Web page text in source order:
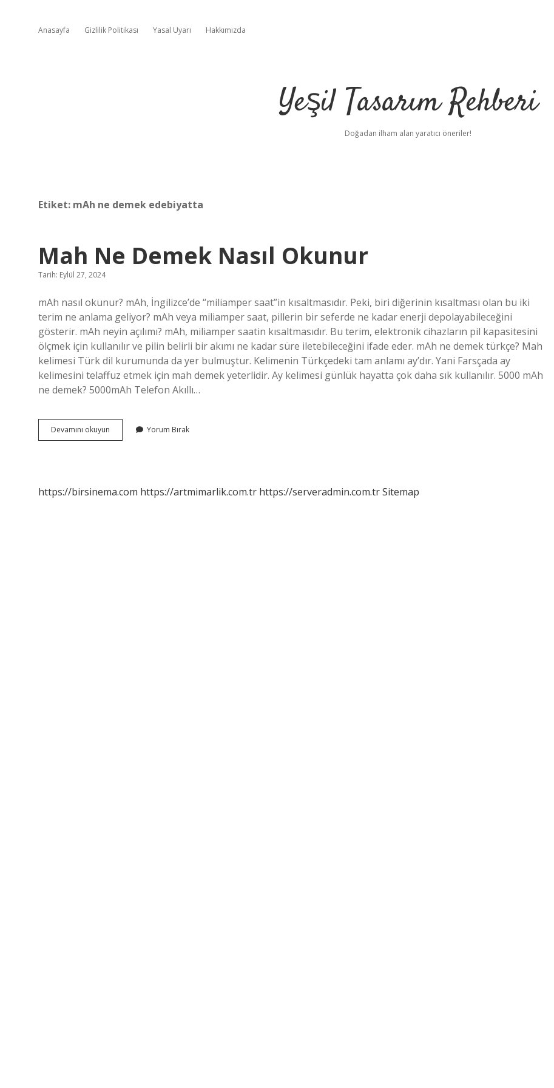
Anasayfa Gizlilik Politikası Yasal Uyarı Hakkımızda
Yeşil Tasarım Rehberi
Doğadan ilham alan yaratıcı öneriler!
Etiket: mAh ne demek edebiyatta
Mah Ne Demek Nasıl Okunur
Tarih: Eylül 27, 2024
mAh nasıl okunur? mAh, İngilizce’de “miliamper saat”in kısaltmasıdır. Peki, biri diğerinin kısaltması olan bu iki
terim ne anlama geliyor? mAh veya miliamper saat, pillerin bir seferde ne kadar enerji depolayabileceğini
gösterir. mAh neyin açılımı? mAh, miliamper saatin kısaltmasıdır. Bu terim, elektronik cihazların pil kapasitesini
ölçmek için kullanılır ve pilin belirli bir akımı ne kadar süre iletebileceğini ifade eder. mAh ne demek türkçe? Mah
kelimesi Türk dil kurumunda da yer bulmuştur. Kelimenin Türkçedeki tam anlamı ay’dır. Yani Farsçada ay
kelimesini telaffuz etmek için mah demek yeterlidir. Ay kelimesi günlük hayatta çok daha sık kullanılır. 5000 mAh
ne demek? 5000mAh Telefon Akıllı…
Devamını okuyun
Ne
Yorum Bırak
https://birsinema.com https://artmimarlik.com.tr https://serveradmin.com.trSitemap